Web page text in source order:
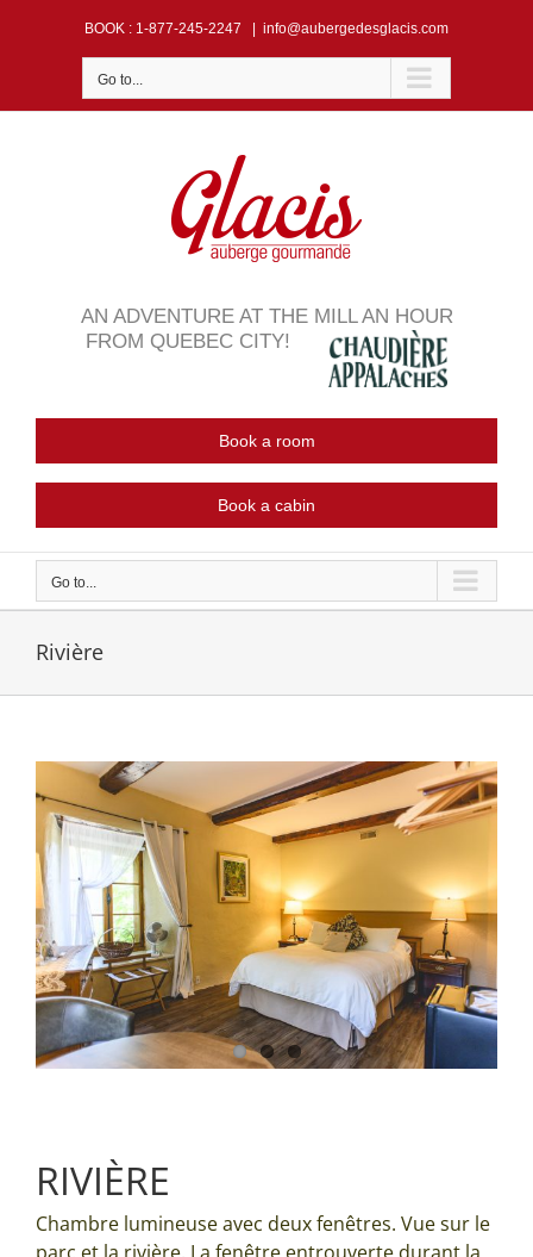
BOOK : 1-877-245-2247 info@aubergedesglacis.com
Go to...
AN ADVENTURE AT THE MILL AN HOUR
FROM QUEBEC CITY!
Book a room
Book a cabin
Go to...
Rivière
RIVIÈRE
Chambre lumineuse avec deux fenêtres. Vue sur le